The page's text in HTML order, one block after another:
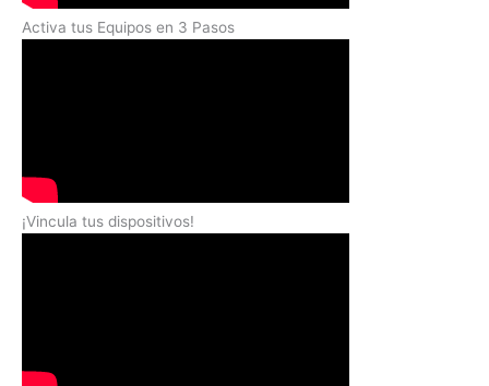
Activa tus Equipos en 3 Pasos
¡Vincula tus dispositivos!